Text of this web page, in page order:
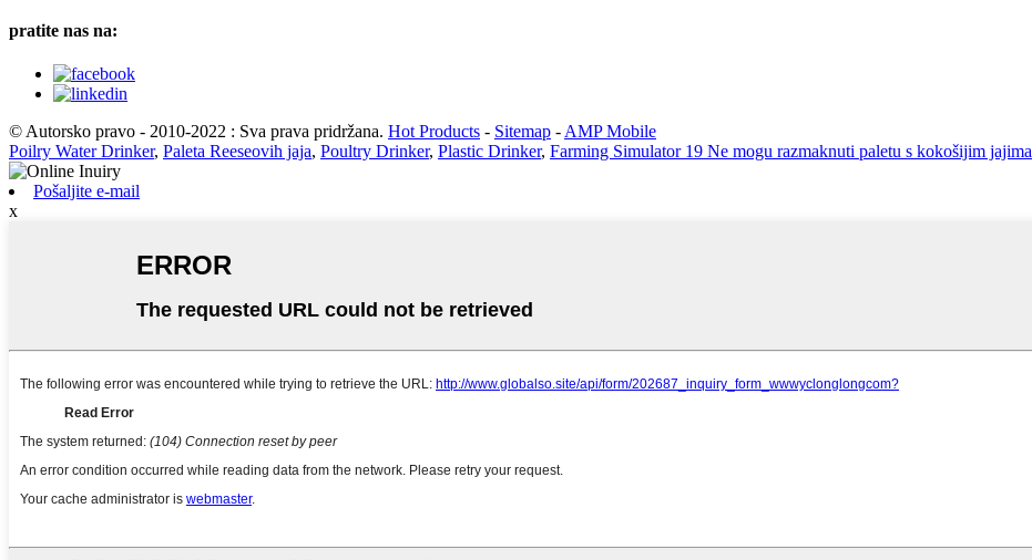
pratite nas na:
© Autorsko pravo - 2010-2022 : Sva prava pridržana. Hot Products - Sitemap - AMP Mobile
Poilry Water Drinker, Paleta Reeseovih jaja, Poultry Drinker, Plastic Drinker, Farming Simulator 19 Ne mogu razmaknuti paletu s kokošijim jajima
Pošaljite e-mail
x